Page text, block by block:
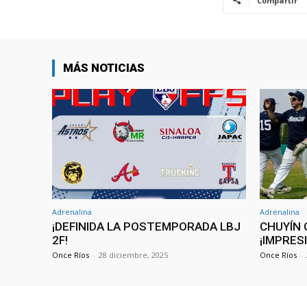
MÁS NOTICIAS
Adrenalina
¡DEFINIDA LA POSTEMPORADA LBJ
2F!
Once Ríos - 28 diciembre, 2025
Adrenalina
CHUYÍN
Once Ríos -